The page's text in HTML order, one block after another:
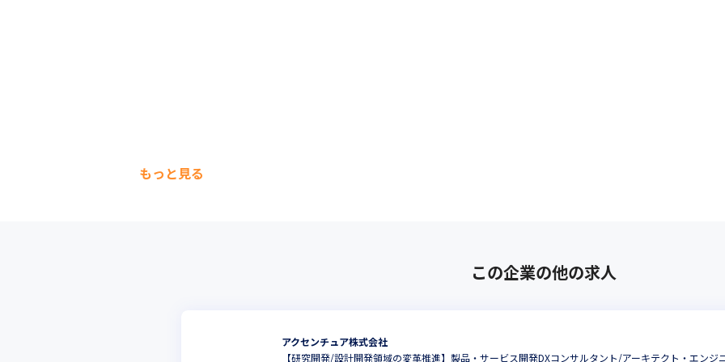
もっと見る
この企業の他の求人
アクセンチュア株式会社
【研究開発/設計開発領域の変革推進】製品・サービス開発DXコンサルタント/アーキテクト・エンジ